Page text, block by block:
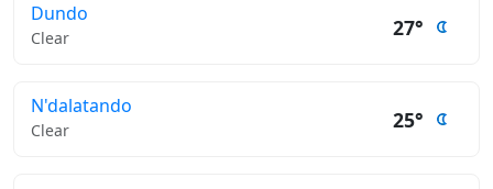
Dundo
Clear 27°
N'dalatando
Clear 25°